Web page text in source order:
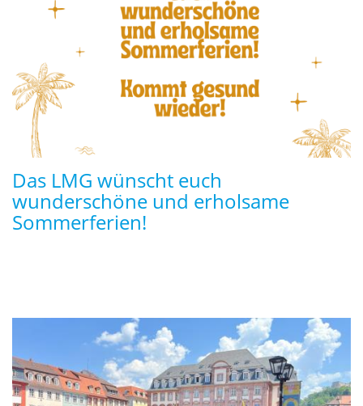
Das LMG wünscht euch
wunderschöne und erholsame
Sommerferien!